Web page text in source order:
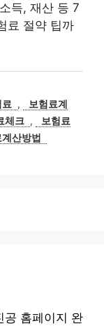
득, 재산 등 7
료 절약 팁까
,
보험료계
체크 ,
보험료
산방법
공 홈페이지 완